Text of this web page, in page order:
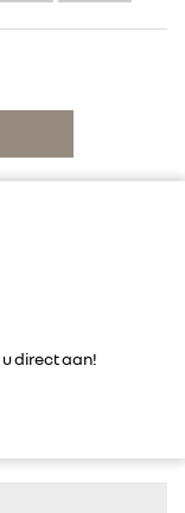
direct aan!